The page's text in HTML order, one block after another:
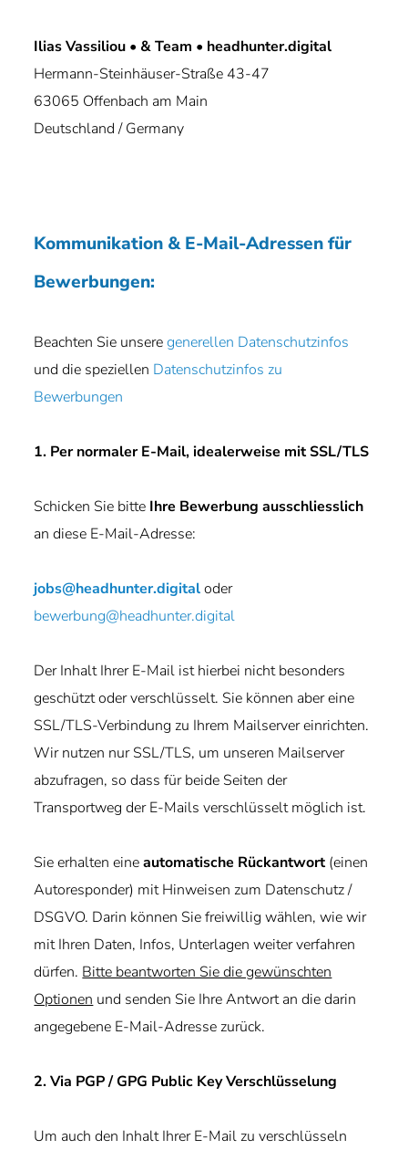
Ilias Vassiliou • & Team • headhunter.digital
Hermann-Steinhäuser-Straße 43-47
63065 Offenbach am Main
Deutschland / Germany
Kommunikation & E-Mail-Adressen für
Bewerbungen:
Beachten Sie unseregenerellen Datenschutzinfos
und die speziellen Datenschutzinfos zu
Bewerbungen
1. Per normaler E-Mail, idealerweise mit SSL/TLS
Schicken Sie bitte Ihre Bewerbung ausschliesslich
an diese E-Mail-Adresse:
jobs@headhunter.digitaloder
bewerbung@headhunter.digital
Der Inhalt Ihrer E-Mail ist hierbei nicht besonders
geschützt oder verschlüsselt. Sie können aber eine
SSL/TLS-Verbindung zu Ihrem Mailserver einrichten.
Wir nutzen nur SSL/TLS, um unseren Mailserver
abzufragen, so dass für beide Seiten der
Transportweg der E-Mails verschlüsselt möglich ist.
Sie erhalten eineautomatische Rückantwort(einen
Autoresponder) mit Hinweisen zum Datenschutz /
DSGVO. Darin können Sie freiwillig wählen, wie wir
mit Ihren Daten, Infos, Unterlagen weiter verfahren
dürfen. Bitte beantworten Sie die gewünschten
Optionen und senden Sie Ihre Antwort an die darin
angegebene E-Mail-Adresse zurück.
2. Via PGP / GPG Public Key Verschlüsselung
Um auch den Inhalt Ihrer E-Mail zu verschlüsseln